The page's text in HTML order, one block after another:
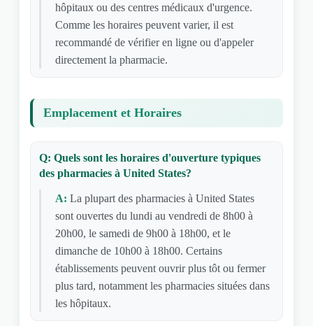
hôpitaux ou des centres médicaux d'urgence.
Comme les horaires peuvent varier, il est
recommandé de vérifier en ligne ou d'appeler
directement la pharmacie.
Emplacement et Horaires
Q: Quels sont les horaires d'ouverture typiques
des pharmacies à United States?
A: La plupart des pharmacies à United States
sont ouvertes du lundi au vendredi de 8h00 à
20h00, le samedi de 9h00 à 18h00, et le
dimanche de 10h00 à 18h00. Certains
établissements peuvent ouvrir plus tôt ou fermer
plus tard, notamment les pharmacies situées dans
les hôpitaux.